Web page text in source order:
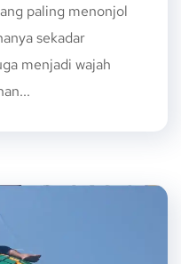
paling menonjol
sekadar
menjadi wajah